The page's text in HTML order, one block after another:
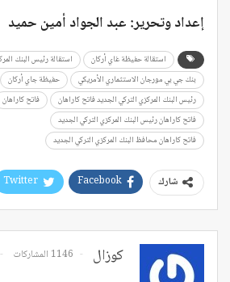
إعداد وتحرير: عبد الجواد أمين حميد
استقالة حفيظة غاي أركان
استقالة رئيس البنك
بنك جي بي مورجان الاستثماري الأمريكي
حفيظة جاي أركان
رئيس البنك المركزي التركي الجديد فاتح كاراهان
فاتح كاراهان
فاتح كاراهان رئيس البنك المركزي التركي الجديد
فاتح كاراهان محافظ البنك المركزي التركي الجديد
شارك Facebook
Twitter
كوزال 1146 المشاركات